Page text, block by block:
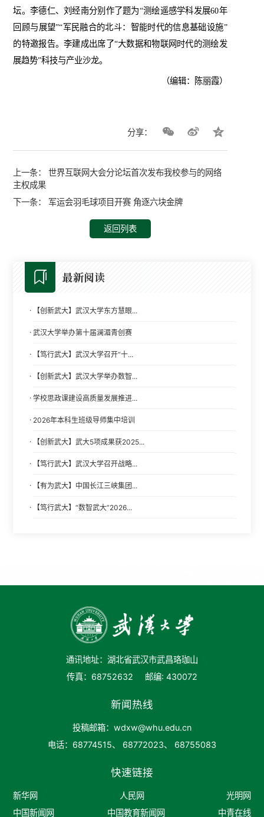
坛。李德仁、刘经南分别作了题为“测绘遥感学科发展60年
回顾与展望”“军民融合的北斗：智能时代的信息基础设施”
的特邀报告。李建成出席了“大数据和物联网时代的测绘发
展趋势”科技与产业沙龙。
（编辑：陈丽霞）
分享：
上一条：世界互联网大会分论坛首次发布我校参与的网络
主权成果
下一条： 军运会羽毛球项目开赛 角逐六块金牌
返回列表
最新阅读
· 【创新武大】武汉大学东方慧眼...
· 武汉大学举办第十届澜湄青创赛
· 【笃行武大】武汉大学召开“十...
· 【创新武大】武汉大学举办数智...
· 学校思政课建设高质量发展推进...
· 2026年本科生班级导师集中培训
· 【创新武大】武大5项成果获2025...
· 【笃行武大】武汉大学召开战略...
· 【有为武大】中国长江三峡集团...
· 【笃行武大】“数智武大”2026...
通讯地址：湖北省武汉市武昌珞珈山
传真：68752632
邮编: 430072
新闻热线
投稿邮箱：wdxw@whu.edu.cn
电话：68774515、 68772023、 68755083
快速链接
新华网 人民网
光明网
中国新闻网
中国教育新闻网 中青在线